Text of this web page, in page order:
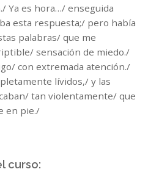
Ya es hora…/ enseguida
esta respuesta;/ pero había
palabras/ que me
sensación de miedo./
con extremada atención./
lívidos,/ y las
tan violentamente/ que
en pie./
curso: